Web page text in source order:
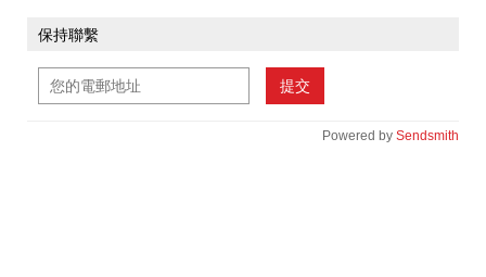
保持聯繫
提交
Powered by Sendsmith